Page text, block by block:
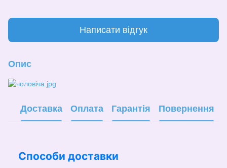
Написати відгук
Опис
Доставка Оплата Гарантія Повернення
Способи доставки